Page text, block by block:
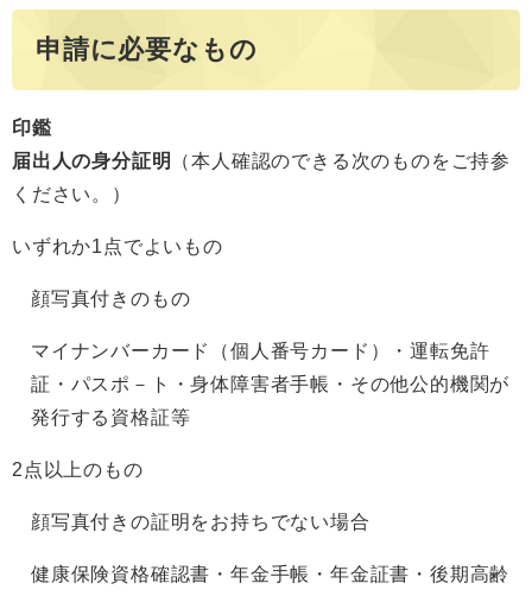
申請に必要なもの
印鑑
届出人の身分証明
（本人確認のできる次のものをご持参
ください。）
いずれか1点でよいもの
顔写真付きのもの
マイナンバーカード（個人番号カード）・運転免許
証・パスポ－ト・身体障害者手帳・その他公的機関が
発行する資格証等
2点以上のもの
顔写真付きの証明をお持ちでない場合
健康保険資格確認書・年金手帳・年金証書・後期高齢